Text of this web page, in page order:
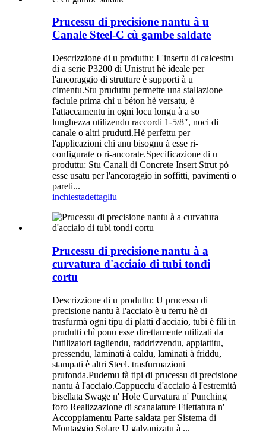
Prucessu di precisione nantu à u
Canale Steel-C cù gambe saldate
Descrizzione di u produttu: L'insertu di calcestru
di a serie P3200 di Unistrut hè ideale per
l'ancoraggio di strutture è supporti à u
cimentu.Stu pruduttu permette una stallazione
faciule prima chì u béton hè versatu, è
l'attaccamentu in ogni locu longu à a so
lunghezza utilizendu raccordi 1-5/8″, noci di
canale o altri prudutti.Hè perfettu per
l'applicazioni chì anu bisognu à esse ri-
configurate o ri-ancorate.Specificazione di u
produttu: Stu Canali di Concrete Insert Strut pò
esse usatu per l'ancoraggio in soffitti, pavimenti o
pareti...
inchiestadettagliu
Prucessu di precisione nantu à a
curvatura d'acciaio di tubi tondi
cortu
Descrizzione di u produttu: U prucessu di
precisione nantu à l'acciaio è u ferru hè di
trasfurmà ogni tipu di platti d'acciaio, tubi è fili in
prudutti chì ponu esse direttamente utilizati da
l'utilizatori tagliendu, raddrizzendu, appiattitu,
pressendu, laminati à caldu, laminati à friddu,
stampati è altri Steel. trasfurmazioni
prufonda.Pudemu fà tipi di prucessu di precisione
nantu à l'acciaio.Cappucciu d'acciaio à l'estremità
bisellata Swage n' Hole Curvatura n' Punching
foro Realizzazione di scanalature Filettatura n'
Accoppiamentu Parte saldata per Sistema di
Montaggio Solare U galvanizatu à ...